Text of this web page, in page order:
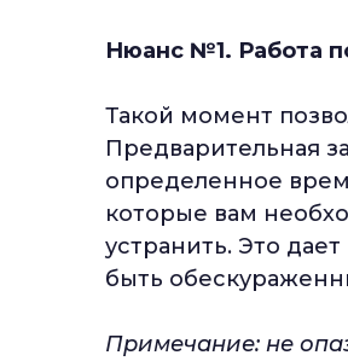
Нюанс №1. Работа
Такой момент
Предварительная
определенное
которые вам
устранить. Это
быть
Примечание: не